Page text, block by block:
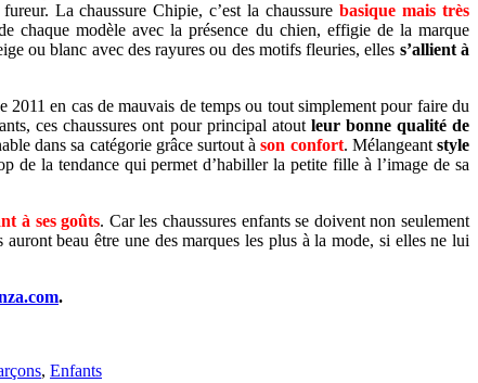
La chaussure Chipie, c’est la chaussurebasique mais très
chaque modèle avec la présence du chien, effigie de la marque
ou blanc avec des rayures ou des motifs fleuries, elles s’allient à
2011 en cas de mauvais de temps ou tout simplement pour faire du
ces chaussures ont pour principal atout leur bonne qualité de
dans sa catégorie grâce surtout àson confort. Mélangeantstyle
de la tendance qui permet d’habiller la petite fille à l’image de sa
à ses goûts. Car les chaussures enfants se doivent non seulement
beau être une des marques les plus à la mode, si elles ne lui
.
, Enfants